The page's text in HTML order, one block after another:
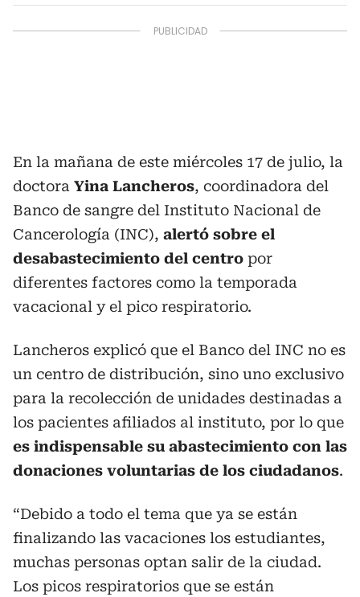
En la mañana de este miércoles 17 de julio, la
doctora Yina Lancheros, coordinadora del
Banco de sangre del Instituto Nacional de
Cancerología (INC), alertó sobre el
desabastecimiento del centro por
diferentes factores como la temporada
vacacional y el pico respiratorio.
Lancheros explicó que el Banco del INC no es
un centro de distribución, sino uno exclusivo
para la recolección de unidades destinadas a
los pacientes afiliados al instituto, por lo que
es indispensable su abastecimiento con las
donaciones voluntarias de los ciudadanos.
“Debido a todo el tema que ya se están
finalizando las vacaciones los estudiantes,
muchas personas optan salir de la ciudad.
Los picos respiratorios que se están